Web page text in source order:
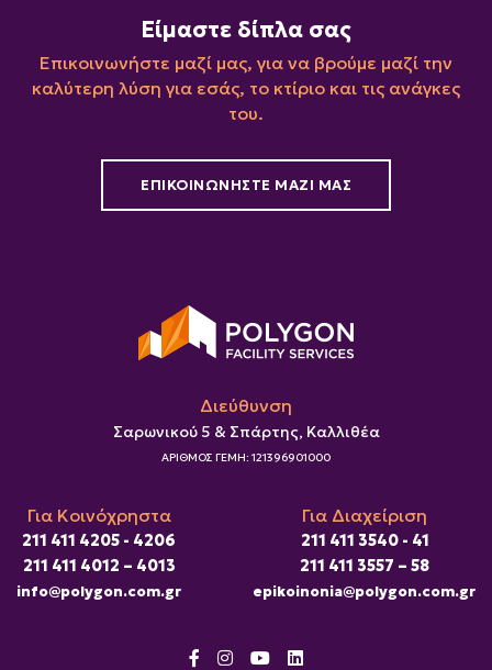
Είμαστε δίπλα σας
Επικοινωνήστε μαζί μας, για να βρούμε μαζί την
καλύτερη λύση για εσάς, το κτίριο και τις ανάγκες
του.
ΕΠΙΚΟΙΝΩΝΗΣΤΕ ΜΑΖΙ ΜΑΣ
Διεύθυνση
Σαρωνικού 5 & Σπάρτης, Καλλιθέα
ΑΡΙΘΜΟΣ ΓΕΜΗ: 121396901000
Για Κοινόχρηστα
211 411 4205 - 4206
211 411 4012 – 4013
info@polygon.com.gr
Για Διαχείριση
211 411 3540 - 41
211 411 3557 – 58
epikoinonia@polygon.com.gr
facebook
instagram
youtubelinkedin